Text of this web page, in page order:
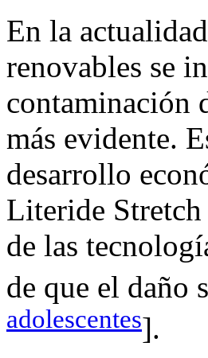
En la
renovables se
contaminación
más evidente.
desarrollo
Literide
de las
de que el daño
adolescentes].